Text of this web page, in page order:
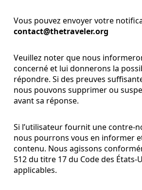
Vous pouvez envoyer votre
contact@thetraveler.org
Veuillez noter que nous
concerné et lui donnerons la
répondre. Si des preuves
nous pouvons supprimer ou
avant sa réponse.
Si l’utilisateur fournit une contre-
nous pourrons vous en informer
contenu. Nous agissons
512 du titre 17 du Code des États-
applicables.